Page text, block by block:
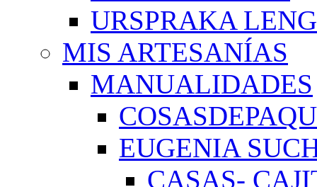
URSPRAKA
MIS ARTESANÍAS
MANUALIDADES
EUGENIA
CASAS-